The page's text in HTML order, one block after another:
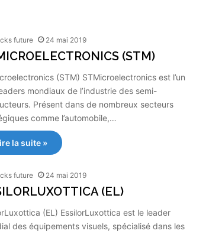
future 24 mai 2019
(STM)
(STM) STMicroelectronics est l’un
mondiaux de l’industrie des semi-
Présent dans de nombreux secteurs
comme l’automobile,…
la suite »
future 24 mai 2019
(EL)
(EL) EssilorLuxottica est le leader
des équipements visuels, spécialisé dans les